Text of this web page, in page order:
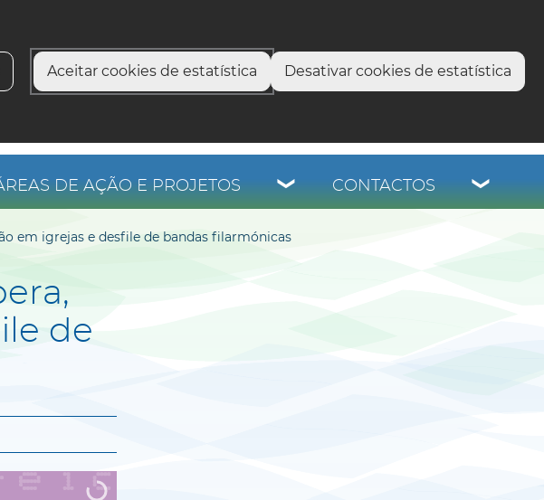
Aceitar cookies de estatística Desativar cookies de estatística
DE AÇÃO E PROJETOS CONTACTOS
em igrejas e desfile de bandas filarmónicas
de